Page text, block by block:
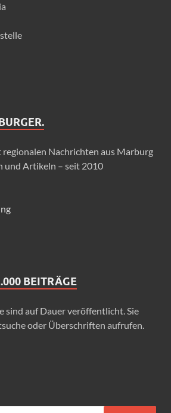
Nachrichten aus Marburg
und Artikeln – seit 2010
BEITRÄGE
sind auf Dauer veröffentlicht. Sie
oder Überschriften aufrufen.